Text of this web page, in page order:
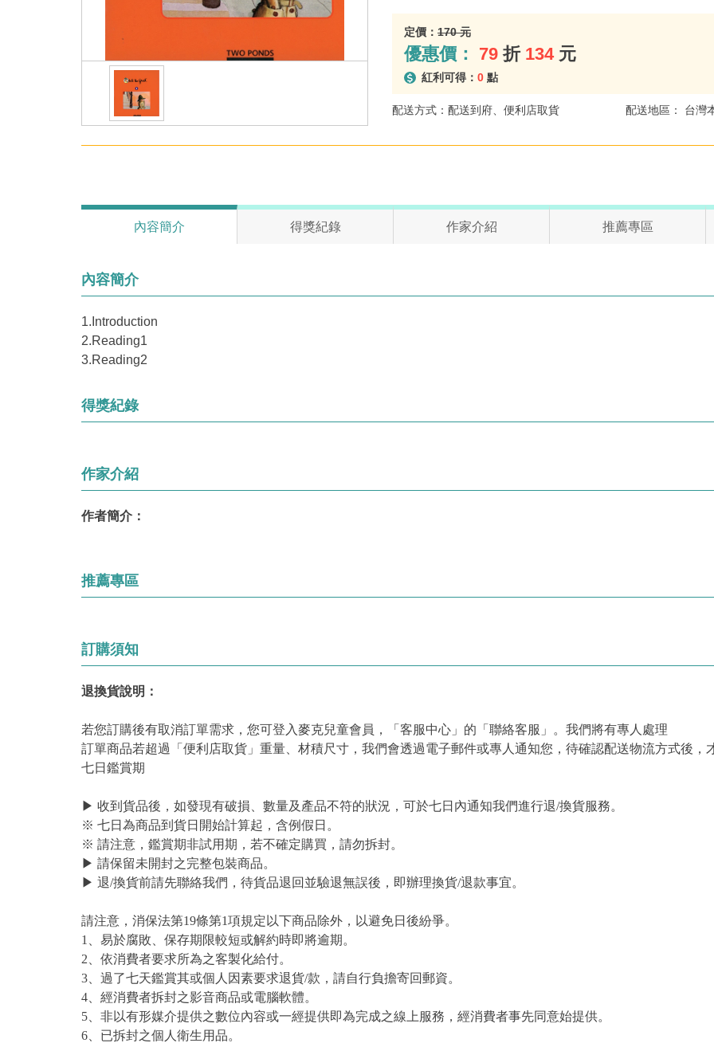
定價： 170 元
優惠價： 79 折 134 元
紅利可得： 0 點
配送方式：配送到府、便利店取貨 配送地區： 台灣
內容簡介 得獎紀錄 作家介紹 推薦專區
內容簡介
1.Introduction
2.Reading1
3.Reading2
得獎紀錄
作家介紹
作者簡介：
推薦專區
訂購須知
退換貨說明：
若您訂購後有取消訂單需求，您可登入麥克兒童會員，「客服中心」的「聯絡客服」。我們將有專人處理
訂單商品若超過「便利店取貨」重量、材積尺寸，我們會透過電子郵件或專人通知您，待確認配送物流方式後，
七日鑑賞期
▶ 收到貨品後，如發現有破損、數量及產品不符的狀況，可於七日內通知我們進行退/換貨服務。
※ 七日為商品到貨日開始計算起，含例假日。
※ 請注意，鑑賞期非試用期，若不確定購買，請勿拆封。
▶ 請保留未開封之完整包裝商品。
▶ 退/換貨前請先聯絡我們，待貨品退回並驗退無誤後，即辦理換貨/退款事宜。
請注意，消保法第19條第1項規定以下商品除外，以避免日後紛爭。
1、易於腐敗、保存期限較短或解約時即將逾期。
2、依消費者要求所為之客製化給付。
3、過了七天鑑賞其或個人因素要求退貨/款，請自行負擔寄回郵資。
4、經消費者拆封之影音商品或電腦軟體。
5、非以有形媒介提供之數位內容或一經提供即為完成之線上服務，經消費者事先同意始提供。
6、已拆封之個人衛生用品。